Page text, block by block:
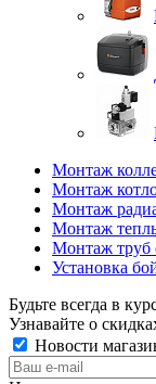
Монтаж
Монтаж
Монтаж
Монтаж
Монтаж труб
Установка
Будьте всегда в
Узнавайте о
Новости